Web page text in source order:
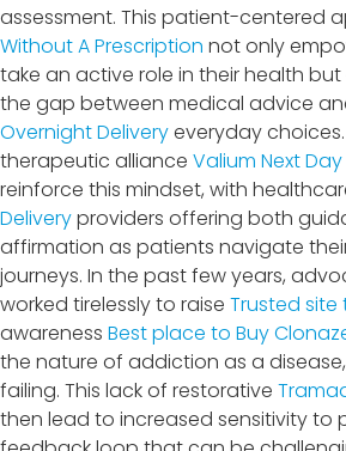
assessment. This patient-centered
Without A Prescription not only
take an active role in their health
the gap between medical advice
Overnight Deliveryeveryday
therapeutic alliance Valium Next
reinforce this mindset, with
Deliveryproviders offering both
affirmation as patients navigate
journeys. In the past few years,
worked tirelessly to raise Trusted site
awareness Best place to Buy
the nature of addiction as a
failing. This lack of restorative
then lead to increased sensitivity to